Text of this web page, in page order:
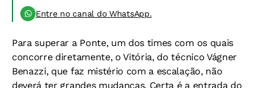
Entre no canal do WhatsApp.
Para superar a Ponte, um dos times com os quais
concorre diretamente, o Vitória, do técnico Vágner
Benazzi, que faz mistério com a escalação, não
deverá ter grandes mudanças. Certa é a entrada do